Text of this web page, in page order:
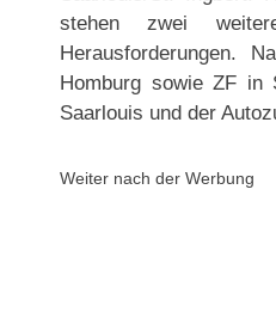
stehen zwei
Herausforderungen.
Homburg sowie ZF in
Saarlouis und der
Weiter nach der Werbung